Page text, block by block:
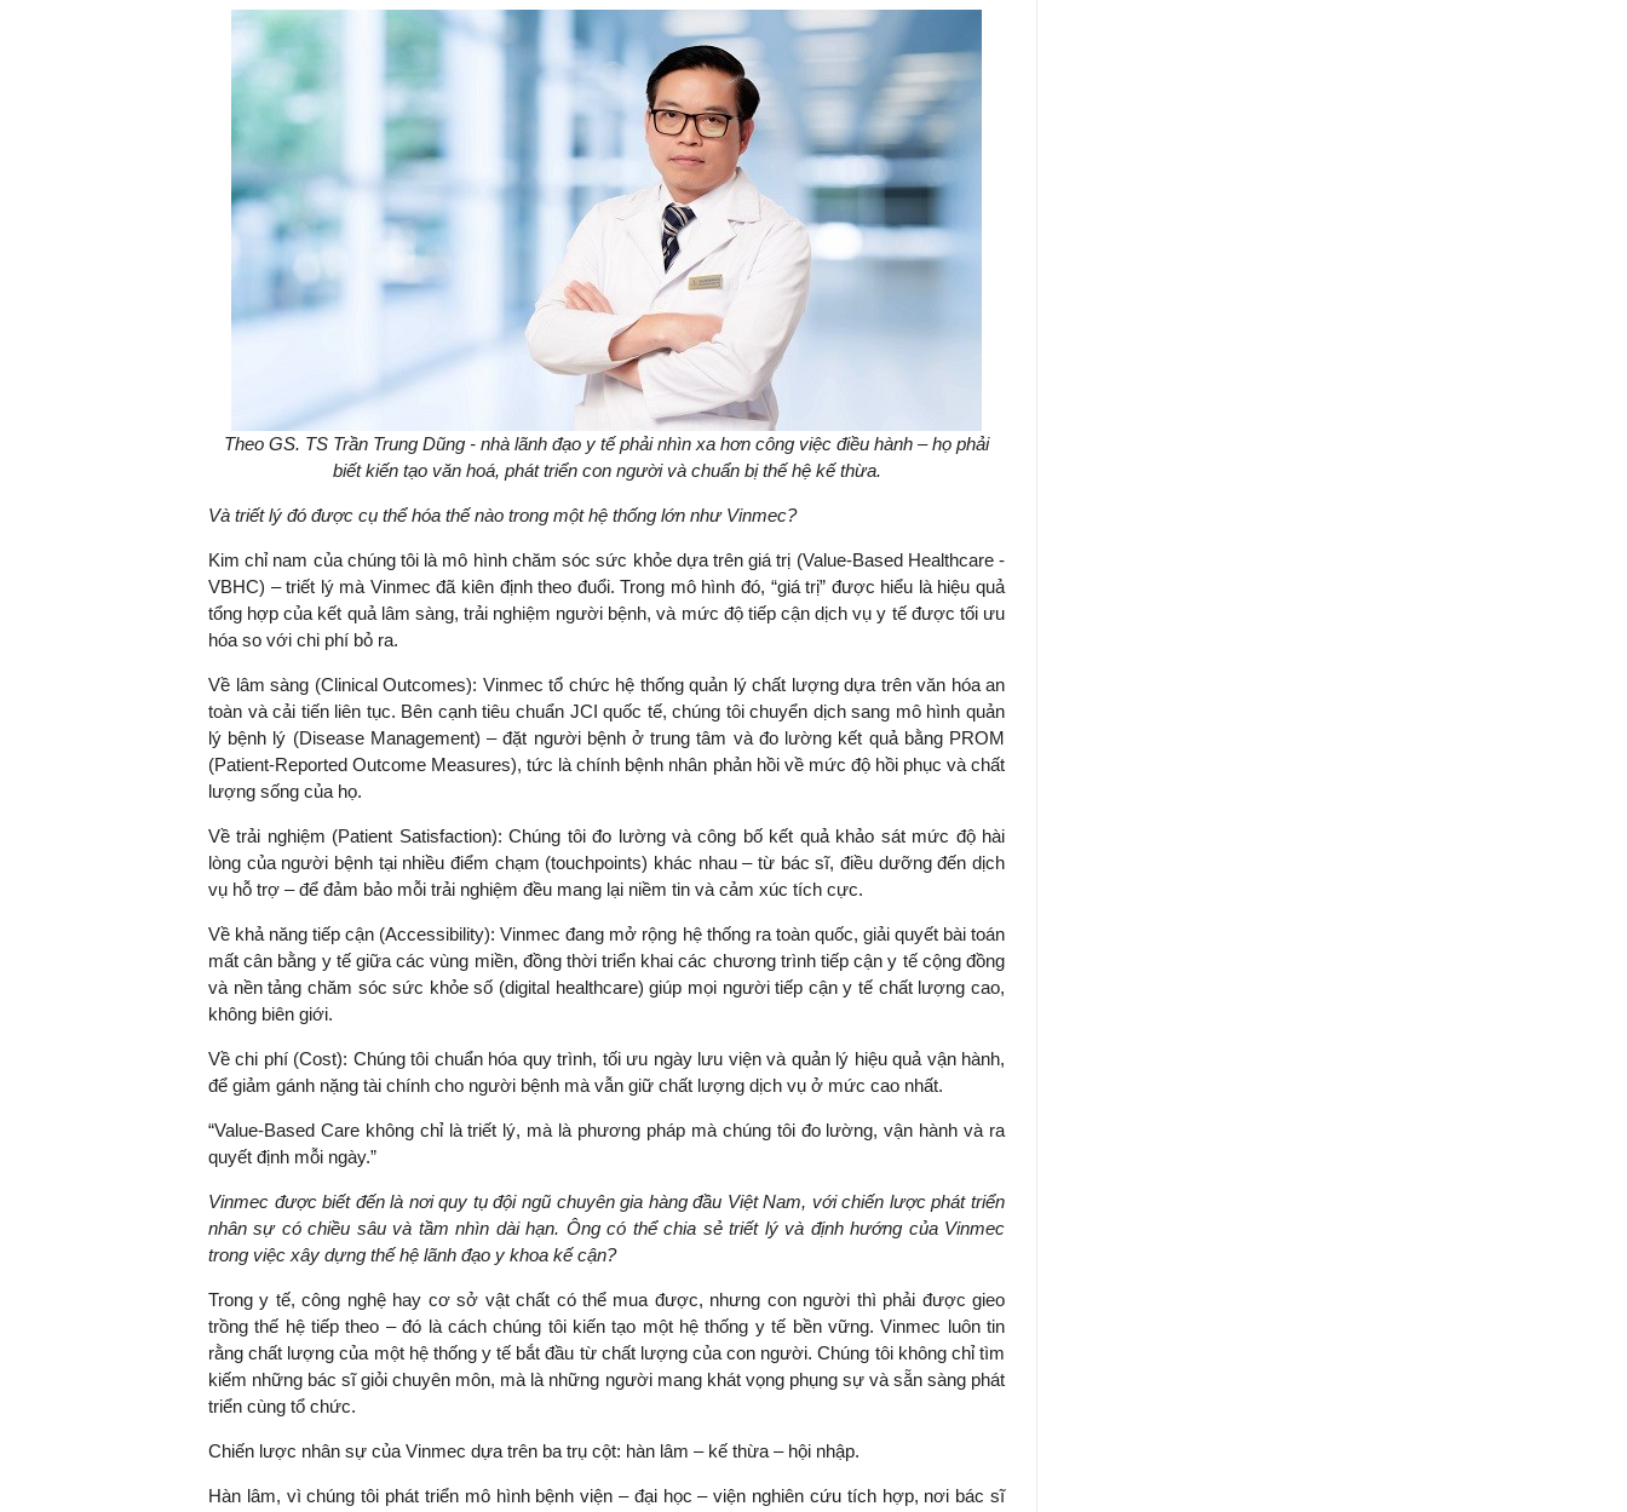
Theo GS. TS Trần Trung Dũng - nhà lãnh đạo y tế phải nhìn xa hơn công việc điều hành – họ phải
biết kiến tạo văn hoá, phát triển con người và chuẩn bị thế hệ kế thừa.
Và triết lý đó được cụ thể hóa thế nào trong một hệ thống lớn như Vinmec?
Kim chỉ nam của chúng tôi là mô hình chăm sóc sức khỏe dựa trên giá trị (Value-Based Healthcare -
VBHC) – triết lý mà Vinmec đã kiên định theo đuổi. Trong mô hình đó, “giá trị” được hiểu là hiệu quả
tổng hợp của kết quả lâm sàng, trải nghiệm người bệnh, và mức độ tiếp cận dịch vụ y tế được tối ưu
hóa so với chi phí bỏ ra.
Về lâm sàng (Clinical Outcomes): Vinmec tổ chức hệ thống quản lý chất lượng dựa trên văn hóa an
toàn và cải tiến liên tục. Bên cạnh tiêu chuẩn JCI quốc tế, chúng tôi chuyển dịch sang mô hình quản
lý bệnh lý (Disease Management) – đặt người bệnh ở trung tâm và đo lường kết quả bằng PROM
(Patient-Reported Outcome Measures), tức là chính bệnh nhân phản hồi về mức độ hồi phục và chất
lượng sống của họ.
Về trải nghiệm (Patient Satisfaction): Chúng tôi đo lường và công bố kết quả khảo sát mức độ hài
lòng của người bệnh tại nhiều điểm chạm (touchpoints) khác nhau – từ bác sĩ, điều dưỡng đến dịch
vụ hỗ trợ – để đảm bảo mỗi trải nghiệm đều mang lại niềm tin và cảm xúc tích cực.
Về khả năng tiếp cận (Accessibility): Vinmec đang mở rộng hệ thống ra toàn quốc, giải quyết bài toán
mất cân bằng y tế giữa các vùng miền, đồng thời triển khai các chương trình tiếp cận y tế cộng đồng
và nền tảng chăm sóc sức khỏe số (digital healthcare) giúp mọi người tiếp cận y tế chất lượng cao,
không biên giới.
Về chi phí (Cost): Chúng tôi chuẩn hóa quy trình, tối ưu ngày lưu viện và quản lý hiệu quả vận hành,
để giảm gánh nặng tài chính cho người bệnh mà vẫn giữ chất lượng dịch vụ ở mức cao nhất.
“Value-Based Care không chỉ là triết lý, mà là phương pháp mà chúng tôi đo lường, vận hành và ra
quyết định mỗi ngày.”
Vinmec được biết đến là nơi quy tụ đội ngũ chuyên gia hàng đầu Việt Nam, với chiến lược phát triển
nhân sự có chiều sâu và tầm nhìn dài hạn. Ông có thể chia sẻ triết lý và định hướng của Vinmec
trong việc xây dựng thế hệ lãnh đạo y khoa kế cận?
Trong y tế, công nghệ hay cơ sở vật chất có thể mua được, nhưng con người thì phải được gieo
trồng thế hệ tiếp theo – đó là cách chúng tôi kiến tạo một hệ thống y tế bền vững. Vinmec luôn tin
rằng chất lượng của một hệ thống y tế bắt đầu từ chất lượng của con người. Chúng tôi không chỉ tìm
kiếm những bác sĩ giỏi chuyên môn, mà là những người mang khát vọng phụng sự và sẵn sàng phát
triển cùng tổ chức.
Chiến lược nhân sự của Vinmec dựa trên ba trụ cột: hàn lâm – kế thừa – hội nhập.
Hàn lâm, vì chúng tôi phát triển mô hình bệnh viện – đại học – viện nghiên cứu tích hợp, nơi bác sĩ